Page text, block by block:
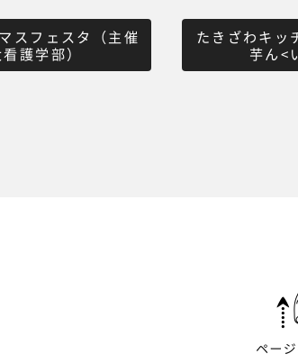
スフェスタ（主催
護学部）
たきざわキッ
芋ん<